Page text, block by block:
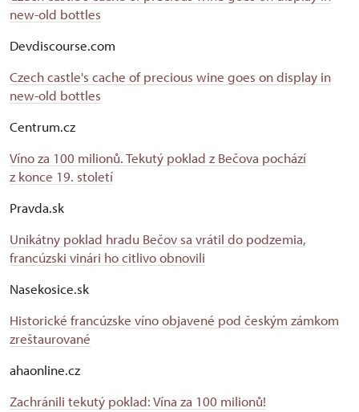
new-old bottles
Devdiscourse.com
Czech castle's cache of precious wine goes on display in
new-old bottles
Centrum.cz
Víno za 100 milionů. Tekutý poklad z Bečova pochází
z konce 19. století
Pravda.sk
Unikátny poklad hradu Bečov sa vrátil do podzemia,
francúzski vinári ho citlivo obnovili
Nasekosice.sk
Historické francúzske víno objavené pod českým zámkom
zreštaurované
ahaonline.cz
Zachránili tekutý poklad: Vína za 100 milionů!